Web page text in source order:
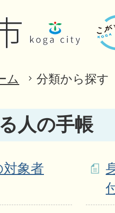
ム 分類から探す
人の手帳
対象者